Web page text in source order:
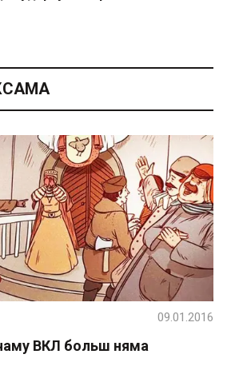
ВКЛ больш няма
09.01.2016